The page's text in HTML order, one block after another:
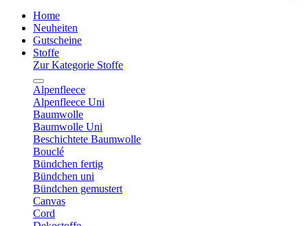
Home
Neuheiten
Gutscheine
Stoffe
Zur Kategorie Stoffe
Alpenfleece
Alpenfleece Uni
Baumwolle
Baumwolle Uni
Beschichtete Baumwolle
Bouclé
Bündchen fertig
Bündchen uni
Bündchen gemustert
Canvas
Cord